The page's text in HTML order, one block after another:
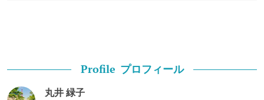
Profile プロフィール
丸井 緑子